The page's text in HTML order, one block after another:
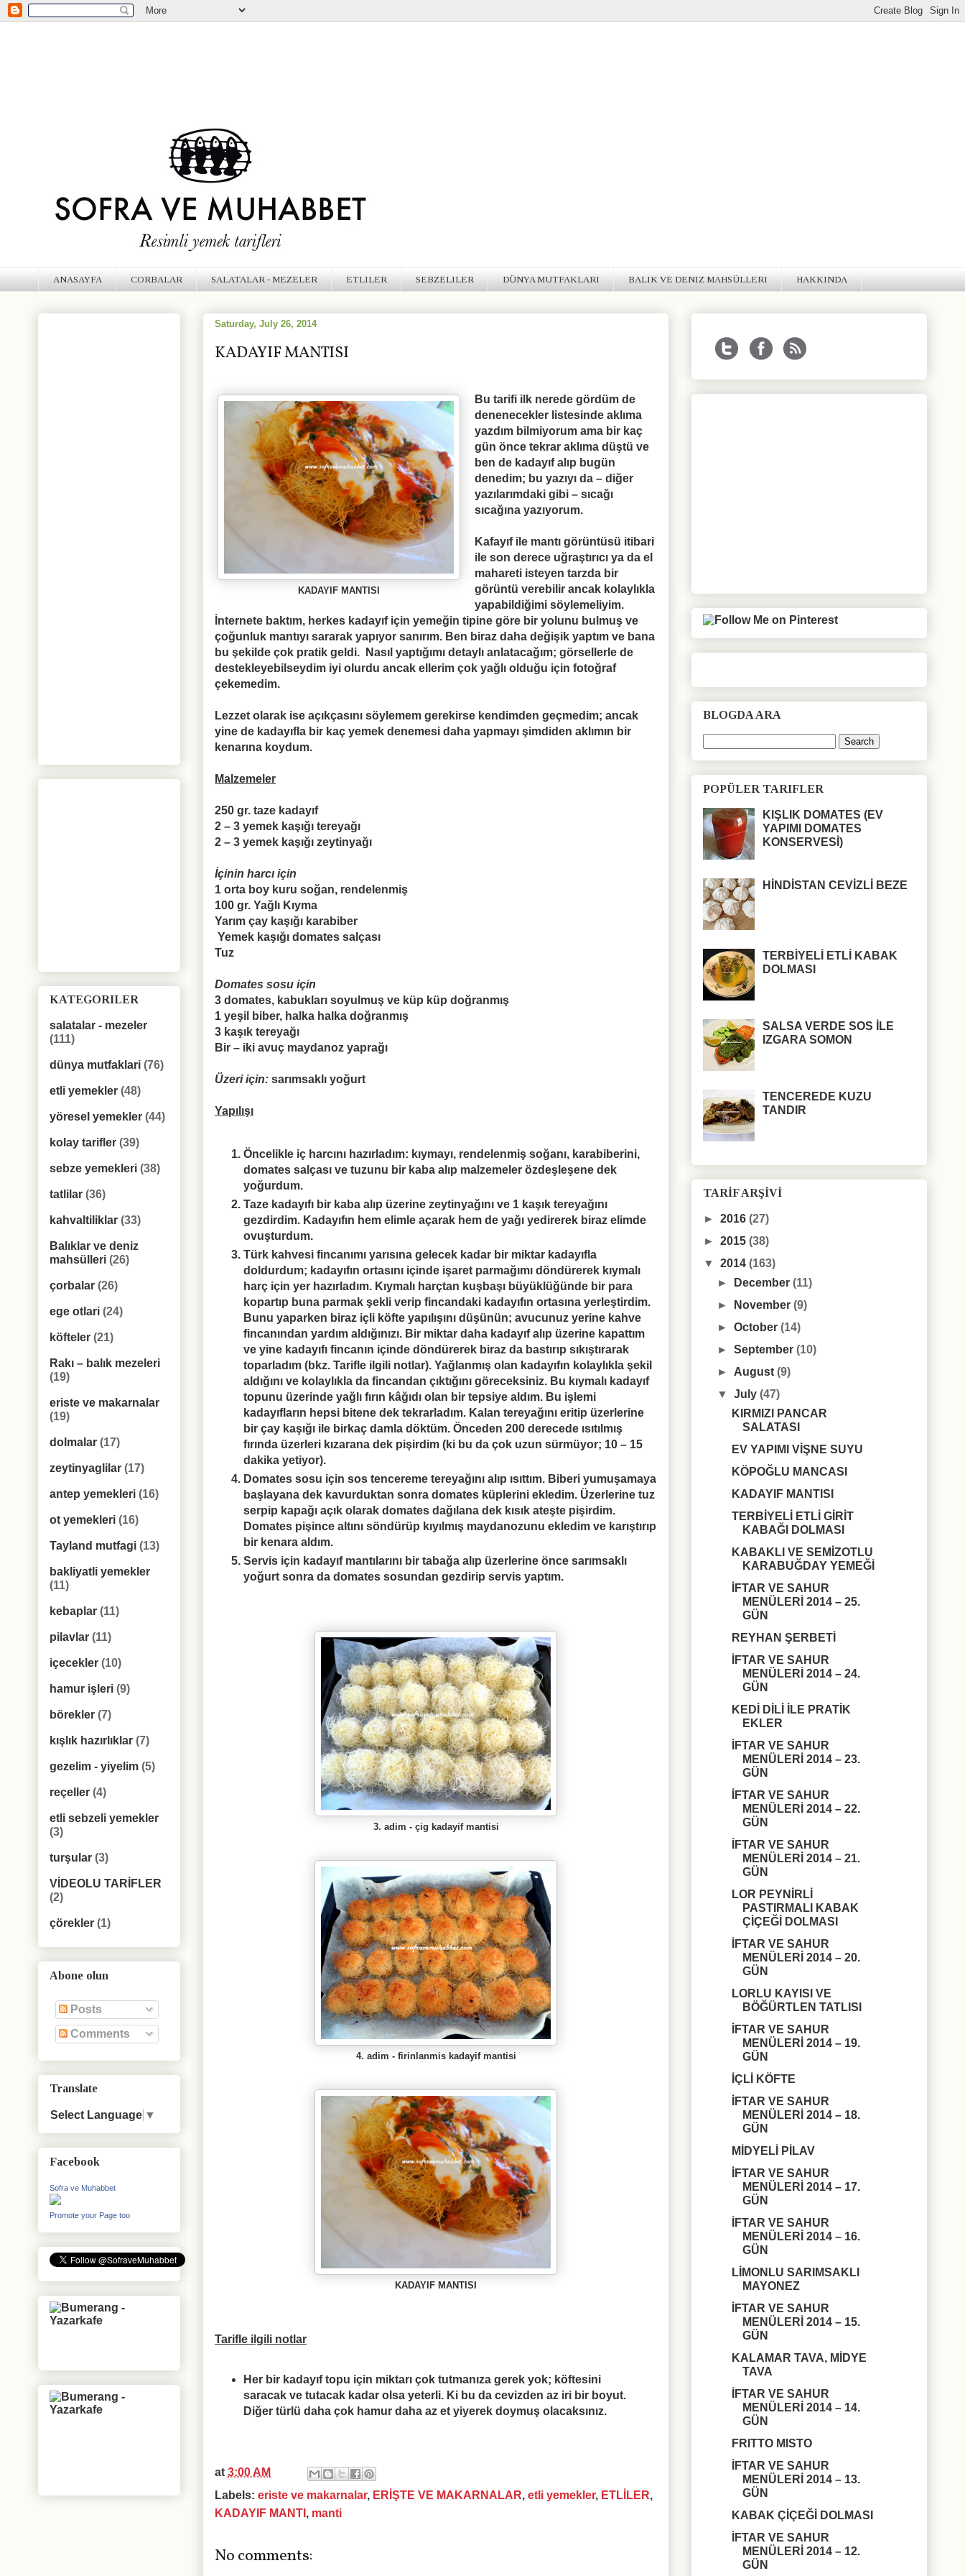
ANASAYFA CORBALAR SALATALAR - MEZELER ETLILER SEBZELILER DÜNYA MUTFAKLARI BALIK VE DENIZ MAHSÜLLERI HAKKINDA
Saturday, July 26, 2014
KADAYIF MANTISI
KADAYIF MANTISI
Bu tarifi ilk nerede gördüm de
denenecekler listesinde akl ıma
yazd ım bilmiyorum ama bir kaç
gün önce tekrar akl ıma düştü ve
ben de kadayıf al ıp bugün
denedim; bu yazıyı da – diğer
yazılarımdaki gibi – sıcağı
sıcağına yazıyorum.
Kafayıf ile mantı görüntüsü itibari
ile son derece uğraştırıcı ya da el
mahareti isteyen tarzda bir
görüntü verebilir ancak kolaylıkla
yapabildiğimi söylemeliyim.
İnternete baktım, herkes kadayıf için yemeğin tipine göre bir yolunu bulmuş ve
çoğunluk mantıyı sararak yapıyor sanırım. Ben biraz daha değişik yaptım ve bana
bu şekilde çok pratik geldi.
Nasıl yaptığımı detaylı anlatacağım; görsellerle de
destekleyebilseydim iyi olurdu ancak ellerim çok yağlı olduğu için fotoğraf
çekemedim.
Lezzet olarak ise açıkçasını söylemem gerekirse kendimden geçmedim; ancak
yine de kadayıfla bir kaç yemek denemesi daha yapmayı şimdiden aklımın bir
kenarına koydum.
Malzemeler
250 gr. taze kadayıf
2 – 3 yemek kaşığı tereyağı
2 – 3 yemek kaşığı zeytinyağı
İçinin harcı için
1 orta boy kuru soğan, rendelenmiş
100 gr. Yağ ı Kıyma
Yarım çay kaşığı karabiber
Yemek kaşığı domates salçası
Tuz
Domates sosu için
3 domates, kabukları soyulmuş ve küp küp doğranmış
1 yeşil biber, halka halka doğranmış
3 kaşık tereyağı
Bir – iki avuç maydanoz yaprağı
Üzeri için: sarımsaklı yoğurt
Yapılışı
Öncelikle iç harcını hazırladım: kıymayı, rendelenmiş soğanı, karabiberini,
domates salçası ve tuzunu bir kaba alıp malzemeler özdeşleşene dek
yoğurdum.
Taze kadayıfı bir kaba alıp üzerine zeytinyağını ve 1 kaşık tereyağını
gezdirdim. Kadayıfın hem elimle açarak hem de yağı yedirerek biraz elimde
ovuşturdum.
Türk kahvesi fincanımı yarısına gelecek kadar bir miktar kadayıfla
doldurdum; kadayıfın ortasını içinde işaret parmağımı döndürerek kıymalı
harç için yer hazırladım. Kıymalı harçtan kuşbaşı büyüklüğünde bir para
kopartıp buna parmak şekli verip fincandaki kadayıfın ortasına yerleştirdim.
Bunu yaparken biraz içli köfte yapılışını düşünün; avucunuz yerine kahve
fincanından yardım aldığınızı. Bir miktar daha kadayıf alıp üzerine kapattım
ve yine kadayıfı fincanın içinde döndürerek biraz da bastırıp sıkıştırarak
toparladım (bkz. Tarifle ilgili notlar). Yağlanmış olan kadayıfın kolaylıkla şekil
aldığını ve kolaylıkla da fincandan çıktığını göreceksiniz. Bu kıymalı kadayıf
topunu üzerinde yağlı fırın kâğıdı olan bir tepsiye aldım. Bu işlemi
kadayıfların hepsi bitene dek tekrarladım. Kalan tereyağını eritip üzerlerine
bir çay kaşığı ile birkaç damla döktüm. Önceden 200 derecede ısıtılmış
fırında üzerleri kızarana dek pişirdim (ki bu da çok uzun sürmüyor; 10 – 15
dakika yetiyor).
Domates sosu için sos tencereme tereyağını alıp ısıttım. Biberi yumuşamaya
başlayana dek kavurduktan sonra domates küplerini ekledim. Üzerlerine tuz
serpip kapağı açık olarak domates dağılana dek kısık ateşte pişirdim.
Domates pişince altını söndürüp kıyılmış maydanozunu ekledim ve karıştırıp
bir kenara aldım.
Servis için kadayıf mantılarını bir tabağa alıp üzerlerine önce sarımsaklı
yoğurt sonra da domates sosundan gezdirip servis yaptım.
3. adim - çig kadayif mantisi
4. adim - firinlanmis kadayif mantisi
KADAYIF MANTISI
Tarifle ilgili notlar
Her bir kadayıf topu için miktarı çok tutmanıza gerek yok; köftesini
saracak ve tutacak kadar olsa yeterli. Ki bu da cevizden az iri bir boyut.
Diğer türlü daha çok hamur daha az et yiyerek doymuş olacaksınız.
at 3:00 AM
Labels: eriste ve makarnalar, ERİŞTE VE MAKARNALAR, etli yemekler, ETLİLER,
KADAYIF MANTI , manti
No comments:
KATEGORILER
salatalar - mezeler
(111)
dünya mutfaklari (76)
etli yemekler (48)
yöresel yemekler (44)
kolay tarifler (39)
sebze yemekleri (38)
tatlilar (36)
kahvaltiliklar (33)
Balıklar ve deniz
mahsülleri (26)
çorbalar (26)
ege otlari (24)
köfteler (21)
Rakı – balık mezeleri
(19)
eriste ve makarnalar
(19)
dolmalar (17)
zeytinyaglilar (17)
antep yemekleri (16)
ot yemekleri (16)
Tayland mutfagi (13)
bakliyatli yemekler
(11)
kebaplar (11)
pilavlar (11)
içecekler (10)
hamur işleri (9)
börekler (7)
kışlık hazırlıklar (7)
gezelim - yiyelim (5)
reçeller (4)
etli sebzeli yemekler
(3)
turşular (3)
VİDEOLU TARİFLER
(2)
çörekler (1)
Abone olun
Posts
Comments
Translate
Select Language ▼
Facebook
Sofra ve Muhabbet
Promote your Page too
BLOGDA ARA
POPÜLER TARIFLER
KIŞLIK DOMATES (EV
YAPIMI DOMATES
KONSERVESİ)
HİNDİSTAN CEVİZLİ BEZE
TERBİYELİ ETLİ KABAK
DOLMASI
SALSA VERDE SOS İLE
IZGARA SOMON
TENCEREDE KUZU
TANDIR
TARİF ARŞİVİ
► 2016 (27)
► 2015 (38)
▼ 2014 (163)
►
December(11)
►
November(9)
►October(14)
►September(10)
► August(9)
▼July(47)
KIRMIZI PANCAR
SALATASI
EV YAPIMI VİŞNE SUYU
KÖPOĞLU MANCASI
KADAYIF MANTISI
TERBİYELİ ETLİ GİRİT
KABAĞI DOLMASI
KABAKLI VE SEMİZOTLU
KARABUĞDAY YEMEĞİ
İFTAR VE SAHUR
MENÜLERİ 2014 – 25.
GÜN
REYHAN ŞERBETİ
İFTAR VE SAHUR
MENÜLERİ 2014 – 24.
GÜN
KEDİ DİLİ İLE PRATİK
EKLER
İFTAR VE SAHUR
MENÜLERİ 2014 – 23.
GÜN
İFTAR VE SAHUR
MENÜLERİ 2014 – 22.
GÜN
İFTAR VE SAHUR
MENÜLERİ 2014 – 21.
GÜN
LOR PEYNİRLİ
PASTIRMALI KABAK
ÇİÇEĞİ DOLMASI
İFTAR VE SAHUR
MENÜLERİ 2014 – 20.
GÜN
LORLU KAYISI VE
BÖĞÜRTLEN TATLISI
İFTAR VE SAHUR
MENÜLERİ 2014 – 19.
GÜN
İÇLİ KÖFTE
İFTAR VE SAHUR
MENÜLERİ 2014 – 18.
GÜN
MİDYELİ PİLAV
İFTAR VE SAHUR
MENÜLERİ 2014 – 17.
GÜN
İFTAR VE SAHUR
MENÜLERİ 2014 – 16.
GÜN
LİMONLU SARIMSAKLI
MAYONEZ
İFTAR VE SAHUR
MENÜLERİ 2014 – 15.
GÜN
KALAMAR TAVA, MİDYE
TAVA
İFTAR VE SAHUR
MENÜLERİ 2014 – 14.
GÜN
FRITTO MISTO
İFTAR VE SAHUR
MENÜLERİ 2014 – 13.
GÜN
KABAK ÇİÇEĞİ DOLMASI
İFTAR VE SAHUR
MENÜLERİ 2014 – 12.
GÜN